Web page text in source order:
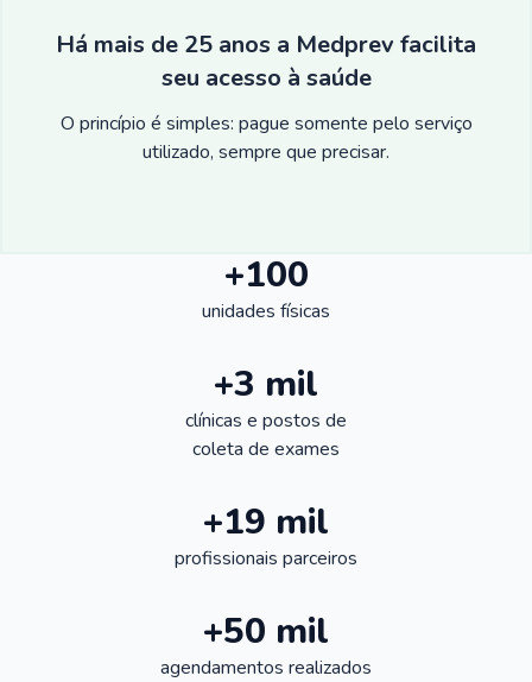
Há mais de 25 anos a Medprev facilita
seu acesso à saúde
O princípio é simples: pague somente pelo serviço
utilizado, sempre que precisar.
+100
unidades físicas
+3 mil
clínicas e postos de
coleta de exames
+19 mil
profissionais parceiros
+50 mil
agendamentos realizados